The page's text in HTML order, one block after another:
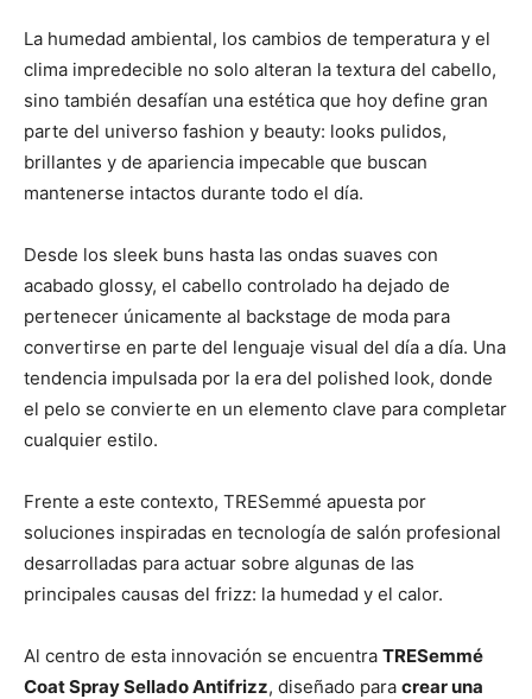
La humedad ambiental, los cambios de temperatura y el
clima impredecible no solo alteran la textura del cabello,
sino también desafían una estética que hoy define gran
parte del universo fashion y beauty: looks pulidos,
brillantes y de apariencia impecable que buscan
mantenerse intactos durante todo el día.
Desde los sleek buns hasta las ondas suaves con
acabado glossy, el cabello controlado ha dejado de
pertenecer únicamente al backstage de moda para
convertirse en parte del lenguaje visual del día a día. Una
tendencia impulsada por la era del polished look, donde
el pelo se convierte en un elemento clave para completar
cualquier estilo.
Frente a este contexto, TRESemmé apuesta por
soluciones inspiradas en tecnología de salón profesional
desarrolladas para actuar sobre algunas de las
principales causas del frizz: la humedad y el calor.
Al centro de esta innovación se encuentra TRESemmé
Coat Spray Sellado Antifrizz, diseñado para crear una